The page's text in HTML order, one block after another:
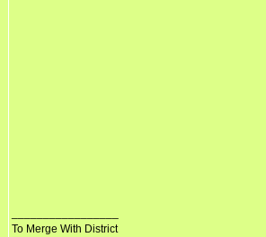
To Merge With District